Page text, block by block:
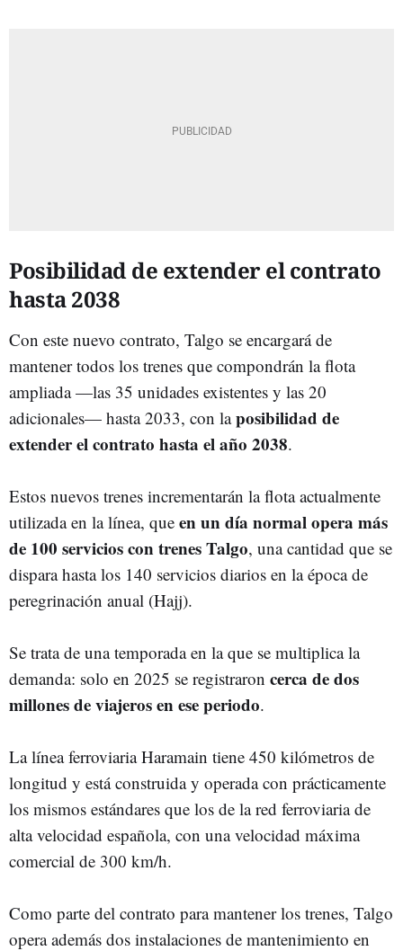
Posibilidad de extender el contrato
hasta 2038
Con este nuevo contrato, Talgo se encargará de
mantener todos los trenes que compondrán la flota
ampliada —las 35 unidades existentes y las 20
adicionales— hasta 2033, con laposibilidad de
extender el contrato hasta el año 2038.
Estos nuevos trenes incrementarán la flota actualmente
utilizada en la línea, que en un día normal opera más
de 100 servicios con trenes Talgo, una cantidad que se
dispara hasta los 140 servicios diarios en la época de
peregrinación anual (Hajj).
Se trata de una temporada en la que se multiplica la
demanda: solo en 2025 se registraron cerca de dos
millones de viajeros en ese periodo.
La línea ferroviaria Haramain tiene 450 kilómetros de
longitud y está construida y operada con prácticamente
los mismos estándares que los de la red ferroviaria de
alta velocidad española, con una velocidad máxima
comercial de 300 km/h.
Como parte del contrato para mantener los trenes, Talgo
opera además dos instalaciones de mantenimiento en